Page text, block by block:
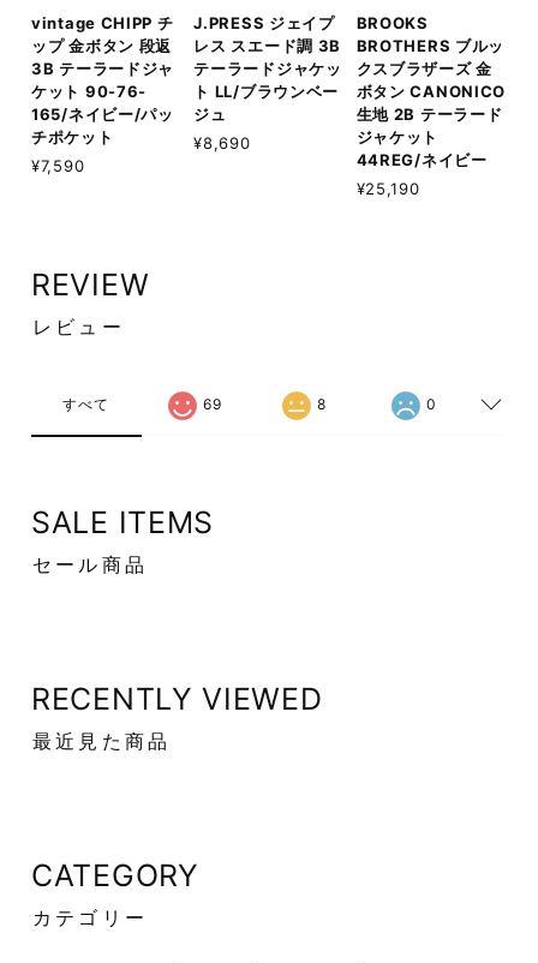
vintage CHIPP チ
ップ 金ボタン 段返
3B テーラードジャ
ケット 90-76-
165/ネイビー/パッ
チポケット
¥7,590
J.PRESS ジェイプ
レス スエード調 3B
テーラードジャケッ
ト LL/ブラウンベー
ジュ
¥8,690
BROOKS
BROTHERS ブルッ
クスブラザーズ 金
ボタン CANONICO
生地 2B テーラード
ジャケット
44REG/ネイビー
¥25,190
REVIEW
レビュー
すべて 69 8 0
SALE ITEMS
セール商品
RECENTLY VIEWED
最近見た商品
CATEGORY
カテゴリー